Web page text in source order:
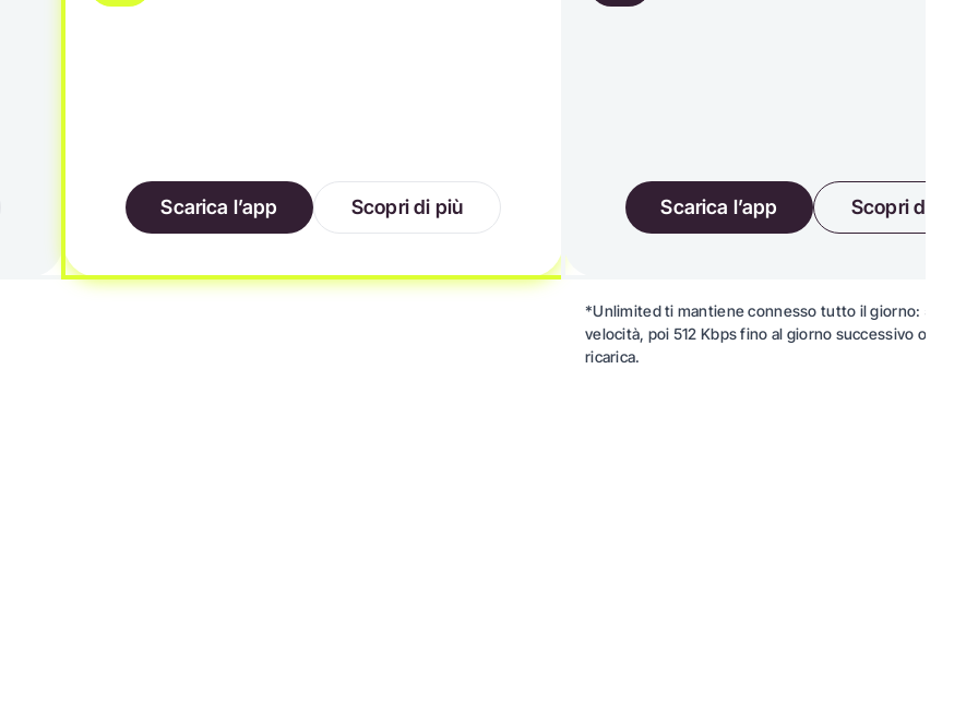
Scarica l’app Scopri di più Scarica l’app Scopri di più
*Unlimited ti mantiene connesso tutto il giorno: 5 GB
velocità, poi 512 Kbps fino al giorno successivo o alla
ricarica.